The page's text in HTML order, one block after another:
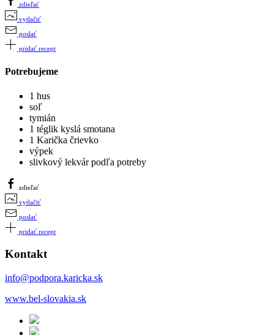
zdieľať
vytlačiť
poslať
pridať recept
Potrebujeme
1 hus
soľ
tymián
1 téglik kyslá smotana
1 Karička črievko
výpek
slivkový lekvár podľa potreby
zdieľať
vytlačiť
poslať
pridať recept
Kontakt
info@podpora.karicka.sk
www.bel-slovakia.sk